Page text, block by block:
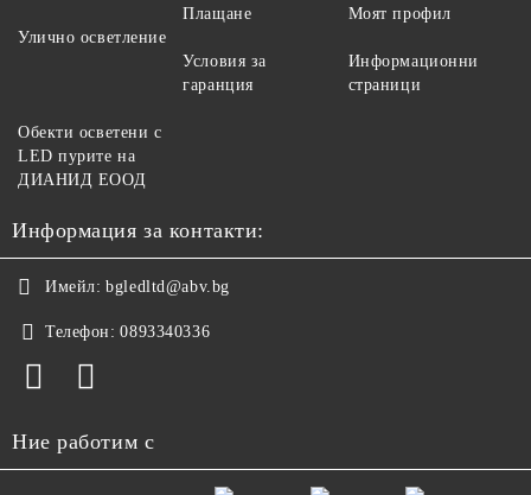
Улично осветление
Плащане
Условия за
гаранция
Моят профил
Информационни
страници
Обекти осветени с
LED пурите на
ДИАНИД ЕООД
Информация за контакти:
Имейл: bgledltd@abv.bg
Телефон: 0893340336
Ние работим с